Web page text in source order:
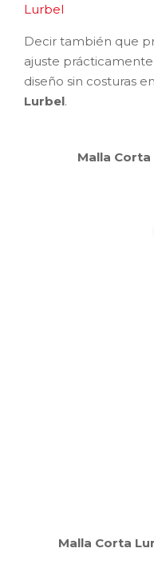
Lurbel
Decir también que
ajuste
diseño sin costuras
Lurbel.
Malla
Malla Corta